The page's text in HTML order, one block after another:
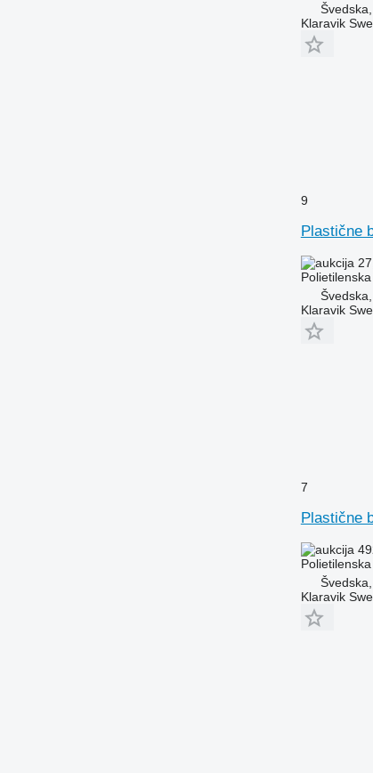
Klaravik
9
Plastične
Klaravik
7
Plastične
Klaravik